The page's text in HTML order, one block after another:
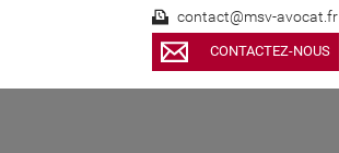
contact@msv-avocat.fr
CONTACTEZ-NOUS